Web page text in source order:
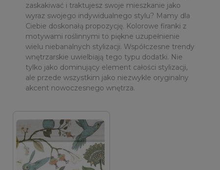
zaskakiwać i traktujesz swoje mieszkanie jako
wyraz swojego indywidualnego stylu? Mamy dla
Ciebie doskonałą propozycję. Kolorowe firanki z
motywami roślinnymi to piękne uzupełnienie
wielu niebanalnych stylizacji. Współczesne trendy
wnętrzarskie uwielbiają tego typu dodatki. Nie
tylko jako dominujący element całości stylizacji,
ale przede wszystkim jako niezwykle oryginalny
akcent nowoczesnego wnętrza.